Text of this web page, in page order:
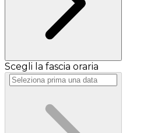
Scegli la fascia oraria